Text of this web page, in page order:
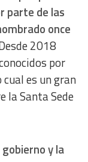
parte de las
once
2018
por
cual es un gran
la Santa Sede
y la
requested